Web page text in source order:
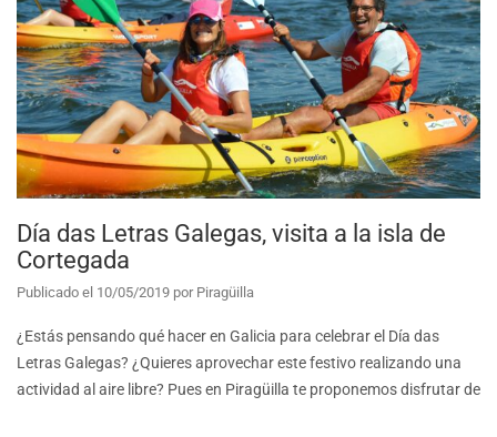
Día das Letras Galegas, visita a la isla de
Cortegada
Publicado el 10/05/2019 por Piragüilla
¿Estás pensando qué hacer en Galicia para celebrar el Día das
Letras Galegas? ¿Quieres aprovechar este festivo realizando una
actividad al aire libre? Pues en Piragüilla te proponemos disfrutar de